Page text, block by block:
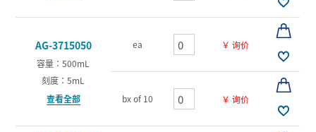
AG-3715050
容量：500mL
刻度：5mL
查看全部
ea ￥ 询价
bx of 10 ￥ 询价